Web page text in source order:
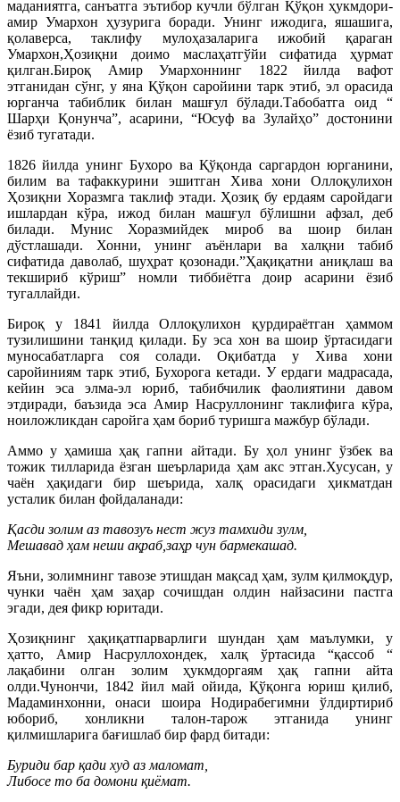
маданиятга, санъатга эътибор кучли бўлган Қўқон ҳукмдори-
амир Умархон ҳузурига боради. Унинг ижодига, яшашига,
қолаверса, таклифу мулоҳазаларига ижобий қараган
Умархон,Ҳозиқни доимо маслаҳатгўйи сифатида ҳурмат
қилган.Бироқ Амир Умархоннинг 1822 йилда вафот
этганидан сўнг, у яна Қўқон саройини тарк этиб, эл орасида
юрганча табиблик билан машғул бўлади.Табобатга оид “
Шарҳи Қонунча”, асарини, “Юсуф ва Зулайҳо” достонини
ёзиб тугатади.
1826 йилда унинг Бухоро ва Қўқонда саргардон юрганини,
билим ва тафаккурини эшитган Хива хони Оллоқулихон
Ҳозиқни Хоразмга таклиф этади. Ҳозиқ бу ердаям саройдаги
ишлардан кўра, ижод билан машғул бўлишни афзал, деб
билади. Мунис Хоразмийдек мироб ва шоир билан
дўстлашади. Хонни, унинг аъёнлари ва халқни табиб
сифатида даволаб, шуҳрат қозонади.”Ҳақиқатни аниқлаш ва
текшириб кўриш” номли тиббиётга доир асарини ёзиб
тугаллайди.
Бироқ у 1841 йилда Оллоқулихон қурдираётган ҳаммом
тузилишини танқид қилади. Бу эса хон ва шоир ўртасидаги
муносабатларга соя солади. Оқибатда у Хива хони
саройиниям тарк этиб, Бухорога кетади. У ердаги мадрасада,
кейин эса элма-эл юриб, табибчилик фаолиятини давом
этдиради, баъзида эса Амир Насруллонинг таклифига кўра,
ноиложликдан саройга ҳам бориб туришга мажбур бўлади.
Аммо у ҳамиша ҳақ гапни айтади. Бу ҳол унинг ўзбек ва
тожик тилларида ёзган шеърларида ҳам акс этган.Хусусан, у
чаён ҳақидаги бир шеърида, халқ орасидаги ҳикматдан
усталик билан фойдаланади:
Қасди золим аз тавозуъ нест жуз тамхиди зулм,
Мешавад ҳам неши ақраб,заҳр чун бармекашад.
Яъни, золимнинг тавозе этишдан мақсад ҳам, зулм қилмоқдур,
чунки чаён ҳам заҳар сочишдан олдин найзасини пастга
эгади, дея фикр юритади.
Ҳозиқнинг ҳақиқатпарварлиги шундан ҳам маълумки, у
ҳатто, Амир Насруллохондек, халқ ўртасида “қассоб “
лақабини олган золим ҳукмдоргаям ҳақ гапни айта
олди.Чунончи, 1842 йил май ойида, Қўқонга юриш қилиб,
Мадаминхонни, онаси шоира Нодирабегимни ўлдиртириб
юбориб, хонликни талон-тарож этганида унинг
қилмишларига бағишлаб бир фард битади:
Буриди бар қади худ аз маломат,
Либосе то ба домони қиёмат.